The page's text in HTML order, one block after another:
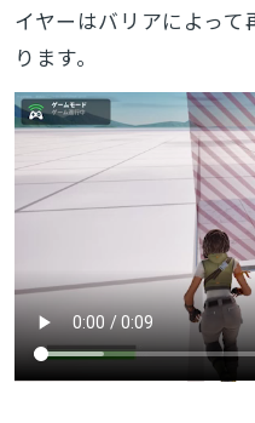
イヤーはバリアによっ
ります。